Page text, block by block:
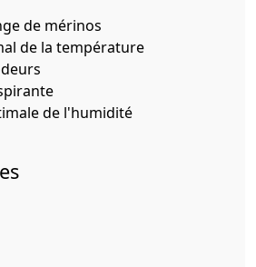
de mérinos
de la température
de l'humidité